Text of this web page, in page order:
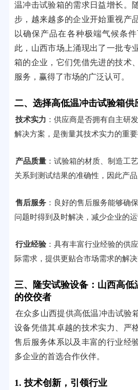
温冲击试验箱的需求日益增长。
步，越来越多的企业开始重视产
以确保产品在各种极端气候条
此，山西市场上涌现出了一批专
箱的企业，它们凭借先进的技术
服务，赢得了市场的广泛认可。
二、选择高低温冲击试验箱供
技术实力 ：供应商是否拥有自主研
解决方案，是衡量其技术实力的重要
产品质量：试验箱的材质、制造工
关系到测试结果的准确性，因此产品
售后服务：良好的售后服务能够确
问题时得到及时解决，减少企业的运
行业经验：具有丰富行业经验的供
际需求，提供更贴合市场需求的解决
三、隆安试验设备：山西高低
的佼佼者
在众多山西提供高低温冲击试验
设备凭借其卓越的技术实力、严
售后服务体系以及丰富的行业经
多企业的首选合作伙伴。
1. 技术创新，引领行业